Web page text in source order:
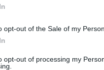
opt-out of the Sale of my
opt-out of processing my
περιγράφουν
μεγάλη ταχύτητα.